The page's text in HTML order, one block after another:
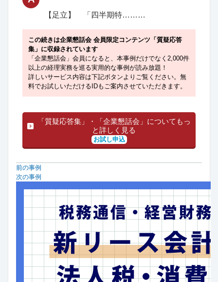
【足立】 「四半期特………
この続きは企業懇話会 会員限定コンテンツ「質疑応答
集」に収録されています
「企業懇話会」会員になると、本事例だけでなく2,000件
以上の経理実務を巡る実用的な事例が読み放題！
詳しいサービス内容は下記ボタンよりご覧ください。無
料でお試しいただけるIDもご案内させていただきます。
「質疑応答集」・「企業懇話会」についてもっ
と詳しく見る
お試し申込
前の事例
次の事例